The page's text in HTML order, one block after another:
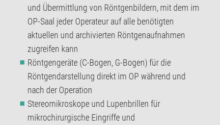
und Übermittlung von Röntgenbildern, mit dem im
OP-Saal jeder Operateur auf alle benötigten
aktuellen und archivierten Röntgenaufnahmen
zugreifen kann
Röntgengeräte (C-Bogen, G-Bogen) für die
Röntgendarstellung direkt im OP während und
nach der Operation
Stereomikroskope und Lupenbrillen für
mikrochirurgische Eingriffe und